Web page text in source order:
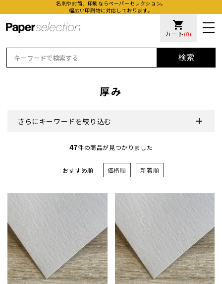
名刺や封筒、印刷ならペーパーセレクション。
幅広い印刷物に対応しております。
shopping_cart
カート (0)
検索
加工
厚盛
浮き
厚み
さらにキーワードを絞り込む
47件の商品が見つかりました
おすすめ順 価格順 新着順